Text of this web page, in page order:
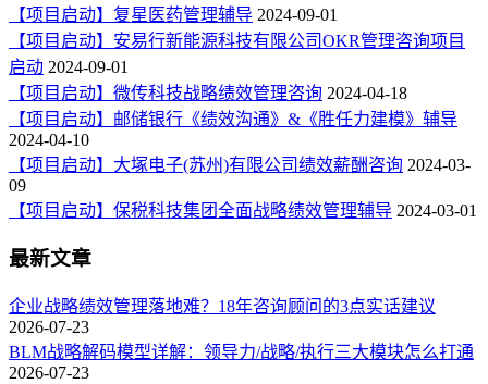
【项目启动】复星医药管理辅导 2024-09-01
【项目启动】安易行新能源科技有限公司OKR管理咨询项目
启动 2024-09-01
【项目启动】微传科技战略绩效管理咨询 2024-04-18
【项目启动】邮储银行《绩效沟通》&《胜任力建模》辅导
2024-04-10
【项目启动】大塚电子(苏州)有限公司绩效薪酬咨询 2024-03-
09
【项目启动】保税科技集团全面战略绩效管理辅导 2024-03-01
最新文章
企业战略绩效管理落地难？18年咨询顾问的3点实话建议
2026-07-23
BLM战略解码模型详解：领导力/战略/执行三大模块怎么打通
2026-07-23